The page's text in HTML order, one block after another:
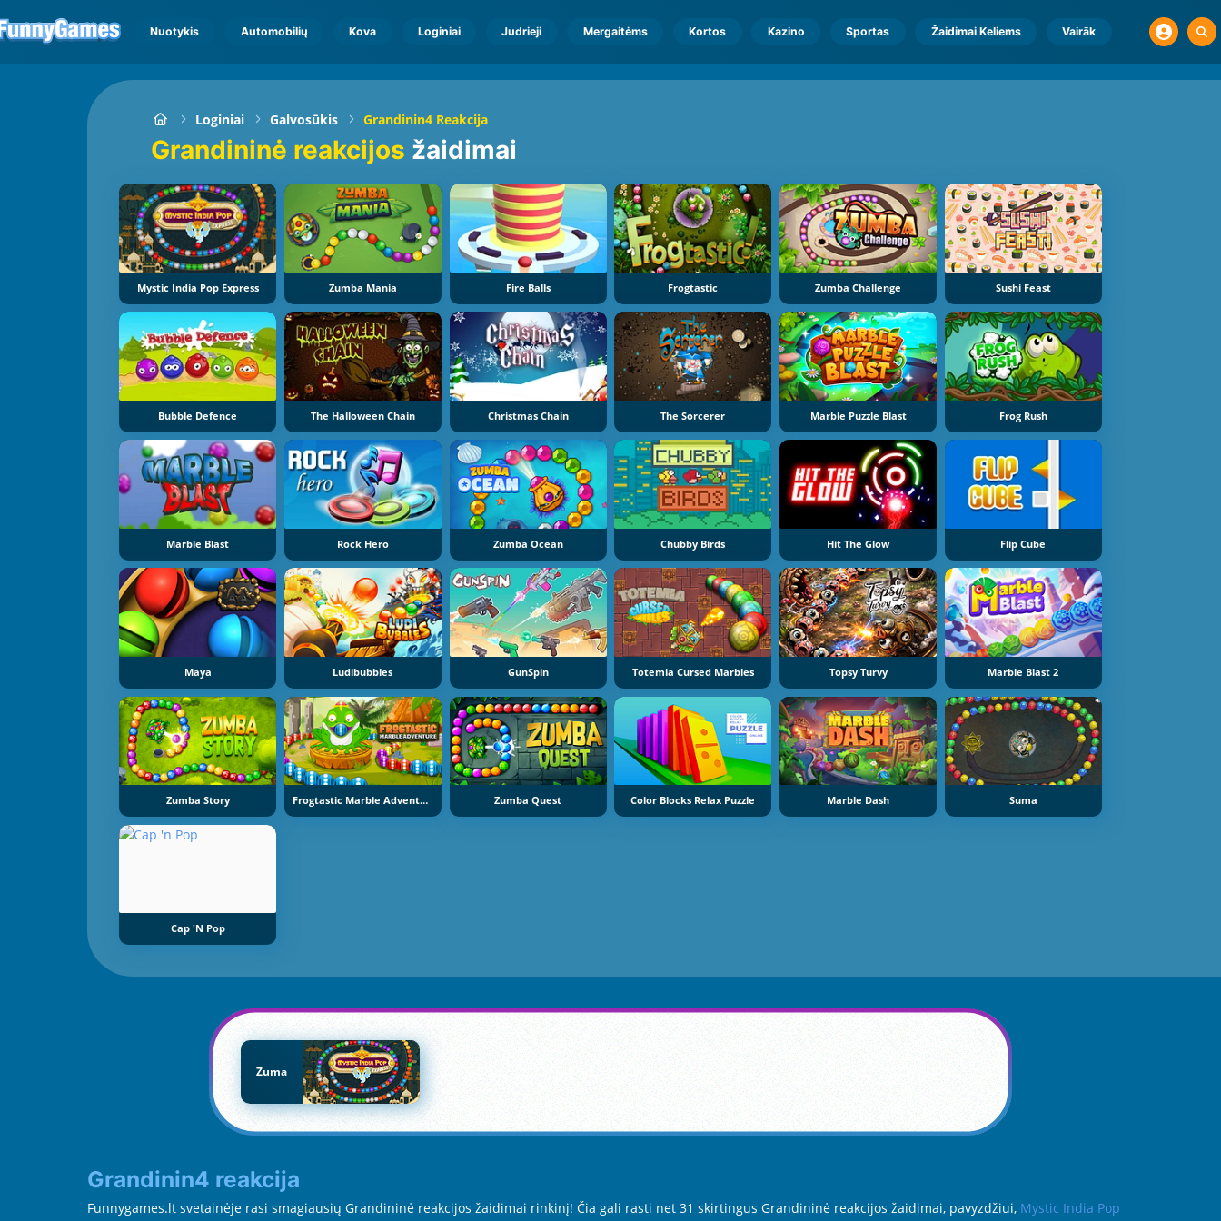
Nuotykis Automobilių Kova Loginiai Judrieji Mergaitėms Kortos Kazino Sportas Žaidimai Keliems Vairāk
Loginiai Galvosūkis Grandinin4 Reakcija
Grandininė reakcijos žaidimai
Mystic India Pop Express Zumba Mania Fire Balls Frogtastic Zumba Challenge Sushi Feast
Bubble Defence The Halloween Chain Christmas Chain The Sorcerer Marble Puzzle Blast Frog Rush
Marble Blast Rock Hero Zumba Ocean Chubby Birds Hit The Glow Flip Cube
Maya Ludibubbles GunSpin Totemia Cursed Marbles Topsy Turvy Marble Blast 2
Zumba Story Frogtastic Marble Adventure Zumba Quest Color Blocks Relax Puzzle Marble Dash Suma
Cap 'n Pop
Zuma
Grandinin4 reakcija
Funnygames.lt svetainėje rasi smagiausių Grandininė reakcijos žaidimai rinkinį! Čia gali rasti net 31 skirtingus Grandininė reakcijos žaidimai, pavyzdžiui, Mystic India Pop